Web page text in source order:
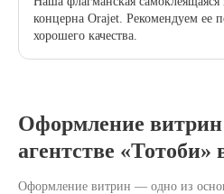
концерна Orajet. Рекомендуем ее
хорошего качества.
Оформление
агентстве «Тотоби»
Оформление витрин — одно из